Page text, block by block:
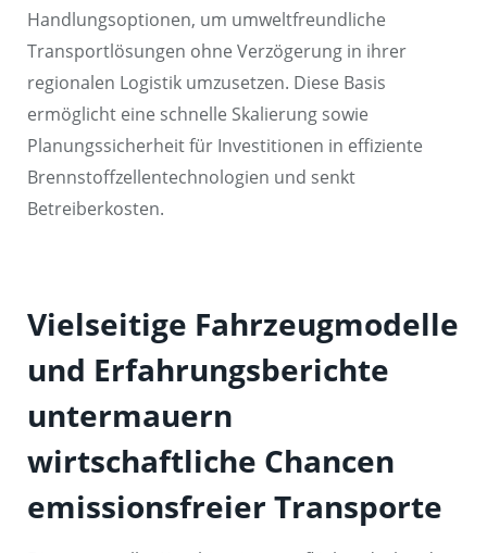
Handlungsoptionen, um umweltfreundliche
Transportlösungen ohne Verzögerung in ihrer
regionalen Logistik umzusetzen. Diese Basis
ermöglicht eine schnelle Skalierung sowie
Planungssicherheit für Investitionen in effiziente
Brennstoffzellentechnologien und senkt
Betreiberkosten.
Vielseitige Fahrzeugmodelle
und Erfahrungsberichte
untermauern
wirtschaftliche Chancen
emissionsfreier Transporte